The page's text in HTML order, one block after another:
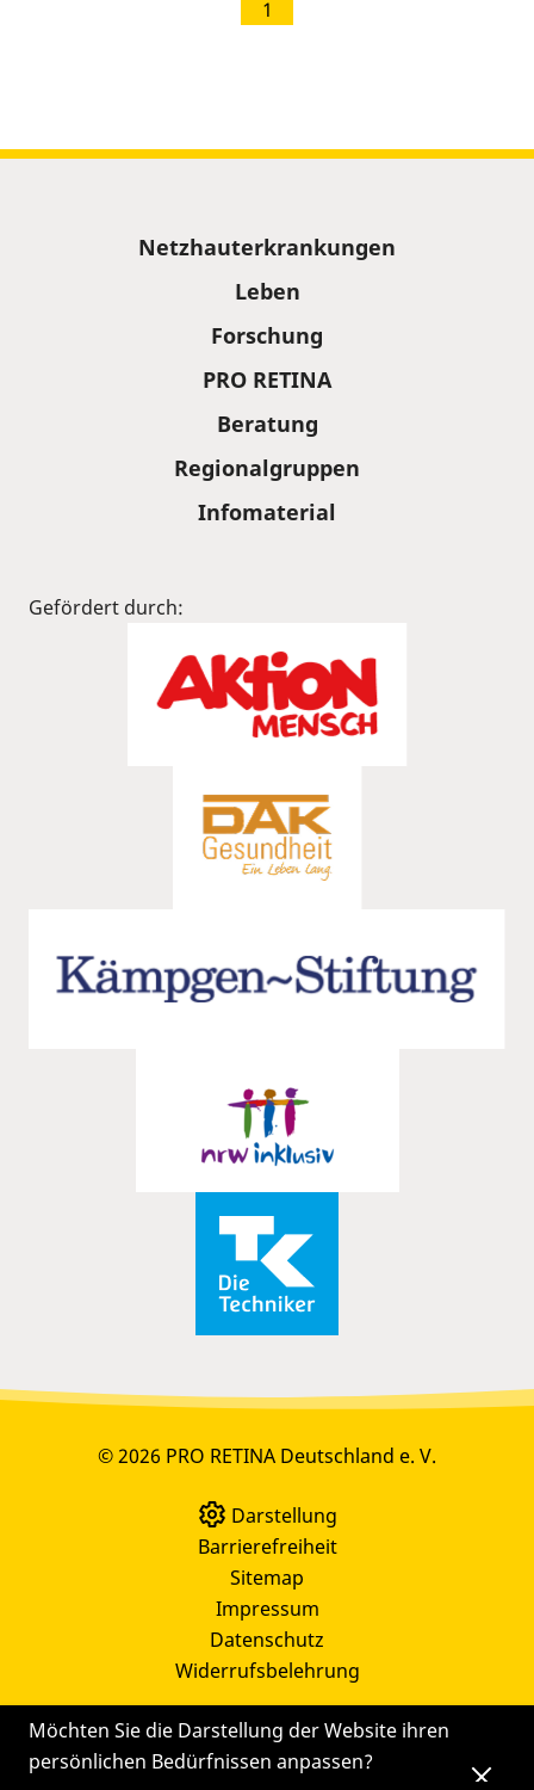
Möchten Sie die Darstellung der Website ihren
persönlichen Bedürfnissen anpassen?
1
Netzhauterkrankungen
Leben
Forschung
PRO RETINA
Beratung
Regionalgruppen
Infomaterial
Gefördert durch:
© 2026 PRO RETINA Deutschland e. V.
Darstellung
Barrierefreiheit
Sitemap
Impressum
Datenschutz
Widerrufsbelehrung